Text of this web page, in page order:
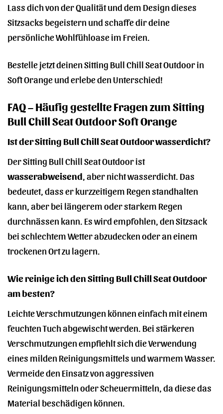
Lass dich von der Qualität und dem Design dieses
Sitzsacks begeistern und schaffe dir deine
persönliche Wohlfühloase im Freien.
Bestelle jetzt deinen Sitting Bull Chill Seat Outdoor in
Soft Orange und erlebe den Unterschied!
FAQ – Häufig gestellte Fragen zum Sitting
Bull Chill Seat Outdoor Soft Orange
Ist der Sitting Bull Chill Seat Outdoor wasserdicht?
Der Sitting Bull Chill Seat Outdoor ist
wasserabweisend , aber nicht wasserdicht. Das
bedeutet, dass er kurzzeitigem Regen standhalten
kann, aber bei längerem oder starkem Regen
durchnässen kann. Es wird empfohlen, den Sitzsack
bei schlechtem Wetter abzudecken oder an einem
trockenen Ort zu lagern.
Wie reinige ich den Sitting Bull Chill Seat Outdoor
am besten?
Leichte Verschmutzungen können einfach mit einem
feuchten Tuch abgewischt werden. Bei stärkeren
Verschmutzungen empfiehlt sich die Verwendung
eines milden Reinigungsmittels und warmem Wasser.
Vermeide den Einsatz von aggressiven
Reinigungsmitteln oder Scheuermitteln, da diese das
Material beschädigen können.